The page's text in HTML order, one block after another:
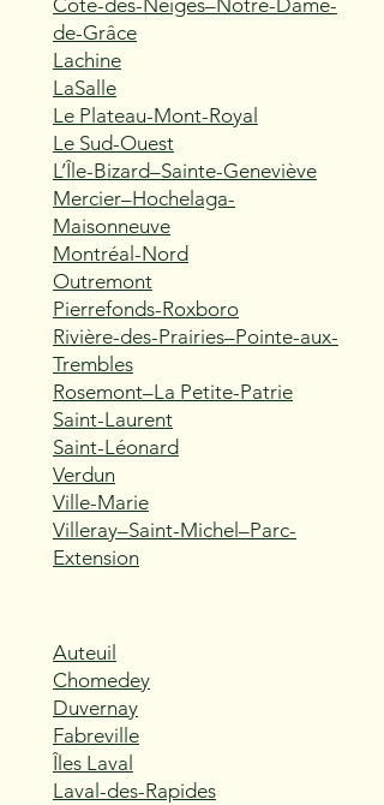
Côte-des-Neiges–Notre-Dame-
de-Grâce
Lachine
LaSalle
Le Plateau-Mont-Royal
Le Sud-Ouest
L’Île-Bizard–Sainte-Geneviève
Mercier–Hochelaga-
Maisonneuve
Montréal-Nord
Outremont
Pierrefonds-Roxboro
Rivière-des-Prairies–Pointe-aux-
Trembles
Rosemont–La Petite-Patrie
Saint-Laurent
Saint-Léonard
Verdun
Ville-Marie
Villeray–Saint-Michel–Parc-
Extension
Auteuil
Chomedey
Duvernay
Fabreville
Îles Laval
Laval-des-Rapides